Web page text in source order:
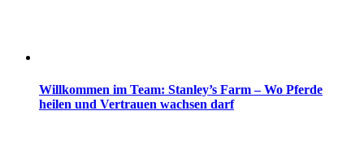
Willkommen im Team: Stanley’s Farm – Wo Pferde
heilen und Vertrauen wachsen darf